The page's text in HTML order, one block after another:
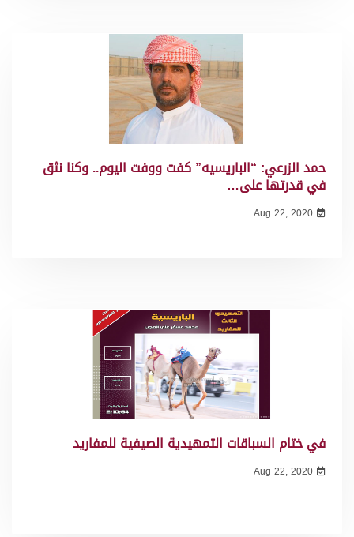
حمد الزرعي: “الباريسيه” كفت ووفت اليوم.. وكنا نثق
في قدرتها على…
Aug 22, 2020
في ختام السباقات التمهيدية الصيفية للمفاريد
Aug 22, 2020